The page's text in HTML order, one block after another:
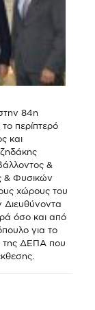
84η
περίπτερό
και
&
& Φυσικών
χώρους του
Διευθύνοντα
όσο και από
για το
της ΔΕΠΑ που